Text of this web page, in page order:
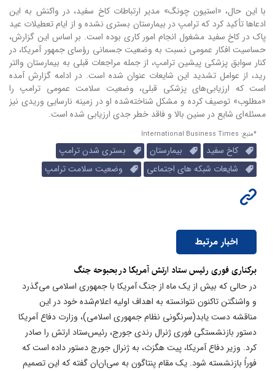
با این حال، «استیون چونگ» مدیر ارتباطات کاخ سفید، در واکنش به این
ادعاها تأکید کرد که ترامپ در بیمارستان بستری نشده و از ایام تعطیلات عید
پاک در کاخ سفید مشغول انجام امور کاری بوده است. بر اساس این گزارش،
حساسیت افکار عمومی نسبت به وضعیت جسمانی رؤسای جمهور آمریکا، در
کنار سوابق پزشکی پیشین ترامپ، از جمله مراجعات قبلی به بیمارستان والتر
رید، از عوامل تشدید این شایعات عنوان شده است. در ادامه گزارش آمده
است که ارزیابی‌های پزشکی قبلی، وضعیت سلامت عمومی ترامپ را
«مطلوب» توصیف کرده و مشکل شناخته‌شده او در زمینه نارسایی وریدی نیز
مسئله‌ای شایع در سنین بالا و فاقد خطر جدی ارزیابی شده است.
*منبع: International Business Times
کاخ سفید بیمارستان
بستری شدن ترامپ
شایعات شبکه های اجتماعی
وضعیت سلامت ترامپ
اخبار مرتبط
برکناری فوری رئیس ستاد ارتش آمریکا در بحبوحه جنگ
در حالی که بیش از یک ماه از جنگ آمریکا با جمهوری اسلامی می‌گذرد
و واشنگتن تاکنون نتوانسته به اهداف اولیه اعلام‌شده خود در این
مناقشه دست یابد(سرنگونی نظام جمهوری اسلامی)، وزارت دفاع آمریکا
دستور بازنشستگی فوری ژنرال رندی جورج، رئیس‌ستاد ارتش را صادر
کرد. وزیر دفاع آمریکا، پیت هگزث، به ژنرال جورج دستور داده است که
فوراً بازنشسته شود. یک مقام پنتاگون به سی‌ان‌ان گفته که این تصمیم